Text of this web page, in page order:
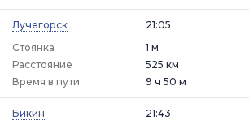
Лучегорск
21:05
Стоянка
1 м
Расстояние
525 км
Время в пути
9 ч 50 м
Бикин 21:43